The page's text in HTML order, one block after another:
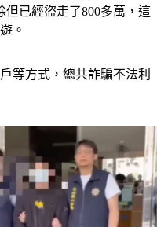
但已經盜走了800多萬，這
。
等方式，總共詐騙不法利